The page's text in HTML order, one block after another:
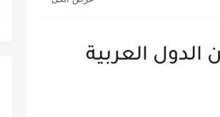
العربية